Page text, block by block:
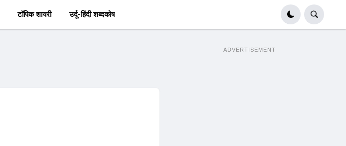
टॉपिक शायरी उर्दू-हिंदी शब्दकोष
ADVERTISEMENT